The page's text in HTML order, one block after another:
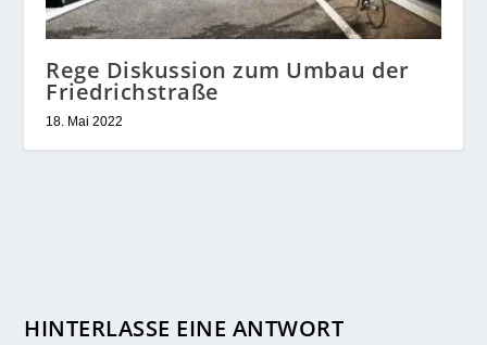
Rege Diskussion zum Umbau der
Friedrichstraße
18. Mai 2022
HINTERLASSE EINE ANTWORT